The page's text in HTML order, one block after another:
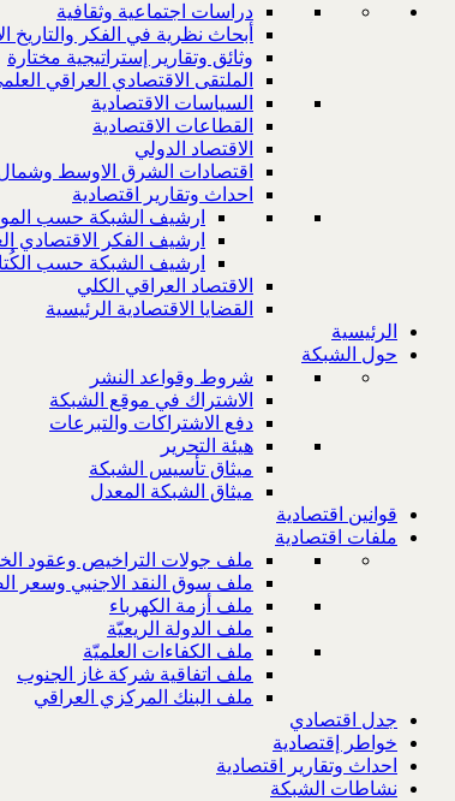
دراسات اجتماعية وثقافية
أبحاث نظرية في الفكر والتاريخ
وثائق وتقارير إستراتيجية مختارة
الملتقى الاقتصادي العراقي
السياسات الاقتصادية
القطاعات الاقتصادية
الاقتصاد الدولي
اقتصادات الشرق الاوسط وشمال
احداث وتقارير اقتصادية
ارشيف الشبكة حسب
ارشيف الفكر الاقتصادي
ارشيف الشبكة حسب
الاقتصاد العراقي الكلي
القضايا الاقتصادية الرئيسية
الرئيسية
حول الشبكة
شروط وقواعد النشر
الاشتراك في موقع الشبكة
دفع الاشتراكات والتبرعات
هيئة التحرير
ميثاق تأسيس الشبكة
ميثاق الشبكة المعدل
قوانين اقتصادية
ملفات اقتصادية
ملف جولات التراخيص وعقود
ملف سوق النقد الاجنبي وسعر
ملف أزمة الكهرباء
ملف الدولة الريعيّة
ملف الكفاءات العلميّة
ملف اتفاقية شركة غاز الجنوب
ملف البنك المركزي العراقي
جدل اقتصادي
خواطر إقتصادية
احداث وتقارير اقتصادية
نشاطات الشبكة